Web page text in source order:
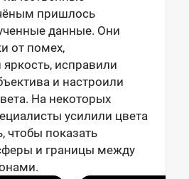
пришлось
данные. Они
от помех,
исправили
и настроили
На некоторых
усилили цвета
чтобы показать
и границы между